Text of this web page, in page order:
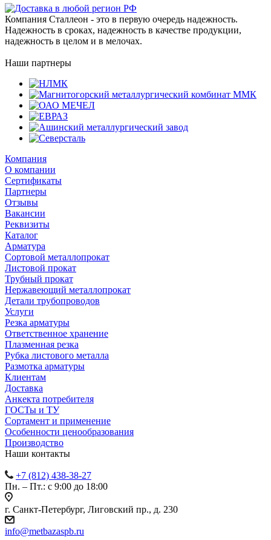
Компания Сталлеон - это в первую очередь надежность.
Надежность в сроках, надежность в качестве продукции,
надежность в целом и в мелочах.
Наши партнеры
Компания
О компании
Сертификаты
Партнеры
Отзывы
Вакансии
Реквизиты
Каталог
Арматура
Сортовой металлопрокат
Листовой прокат
Трубный прокат
Нержавеющий металлопрокат
Детали трубопроводов
Услуги
Резка арматуры
Ответственное хранение
Плазменная резка
Рубка листового металла
Размотка арматуры
Клиентам
Доставка
Анкекта потребителя
ГОСТы и ТУ
Сортамент и применение
Особенности ценообразования
Производство
Наши контакты
+7 (812) 438-38-27
Пн. – Пт.: с 9:00 до 18:00
г. Санкт-Петербург, Лиговский пр., д. 230
info@metbazaspb.ru